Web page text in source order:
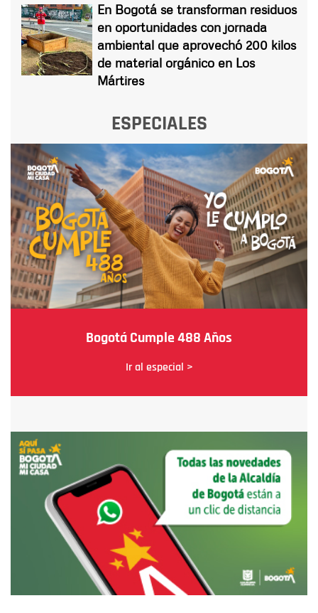
En Bogotá se transforman residuos
en oportunidades con jornada
ambiental que aprovechó 200 kilos
de material orgánico en Los
Mártires
ESPECIALES
Bogotá Cumple 488 Años
Ir al especial >